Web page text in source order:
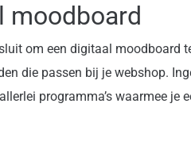
moodboard
om een digitaal moodboard
die passen bij je webshop.
programma’s waarmee je